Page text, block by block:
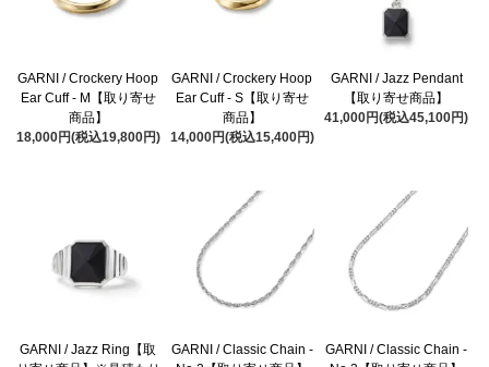
GARNI / Crockery Hoop
Ear Cuff - M【取り寄せ
商品】
18,000円(税込19,800円)
GARNI / Crockery Hoop
Ear Cuff - S【取り寄せ
商品】
14,000円(税込15,400円)
GARNI / Jazz Pendant
【取り寄せ商品】
41,000円(税込45,100円)
GARNI / Jazz Ring【取
GARNI / Classic Chain -
GARNI / Classic Chain -